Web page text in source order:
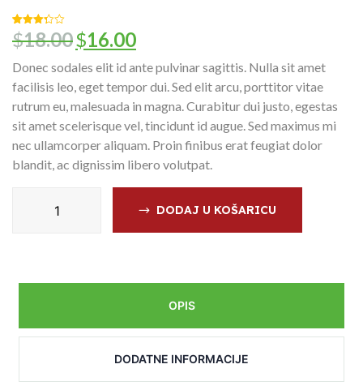
Korisničke
ocjene:
3.33
ukupno
5 (
3
korisnika)
$18.00 Izvorna
cijena
bila
je:
$18.00.
$16.00Trenutna
cijena
je:
$16.00.
Donec sodales elit id ante pulvinar sagittis. Nulla sit amet
facilisis leo, eget tempor dui. Sed elit arcu, porttitor vitae
rutrum eu, malesuada in magna. Curabitur dui justo, egestas
sit amet scelerisque vel, tincidunt id augue. Sed maximus mi
nec ullamcorper aliquam. Proin finibus erat feugiat dolor
blandit, ac dignissim libero volutpat.
DODAJ U KOŠARICU
OPIS
DODATNE INFORMACIJE